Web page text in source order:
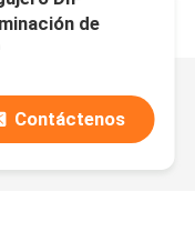
de
Contáctenos